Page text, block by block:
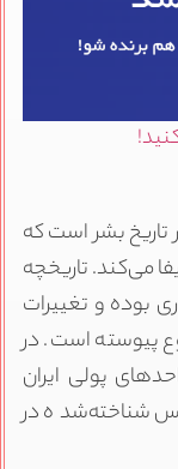
تاریخ بشر است که
می‌کند. تاریخچه
بوده و تغییرات
پیوسته است. در
پولی ایران
شناخته‌شده در